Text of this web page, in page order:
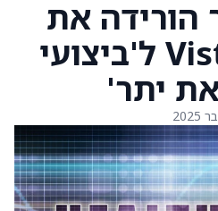
הורידה את
דירוג Vistagen ל'ביצועי
יתר'